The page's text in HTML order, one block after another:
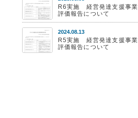
R6実施 経営発達支援事業
評価報告について
2024.08.13
R5実施 経営発達支援事業
評価報告について